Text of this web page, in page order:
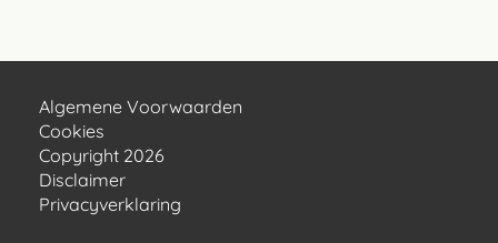
Algemene Voorwaarden
Cookies
Copyright 2026
Disclaimer
Privacyverklaring